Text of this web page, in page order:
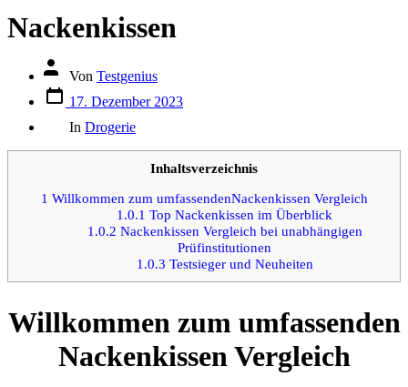
Nackenkissen
Autor
Beitrags
Von Testgenius
Datum
des
Beitrags
17. Dezember 2023
In Drogerie
Inhaltsverzeichnis
1 Willkommen zum umfassendenNackenkissen Vergleich
1.0.1 Top Nackenkissen im Überblick
1.0.2 Nackenkissen Vergleich bei unabhängigen
Prüfinstitutionen
1.0.3 Testsieger und Neuheiten
Willkommen zum umfassenden
Nackenkissen Vergleich